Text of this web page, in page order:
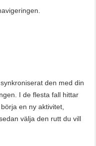
den med din
I de flesta fall hittar
en ny aktivitet,
välja den rutt du vill